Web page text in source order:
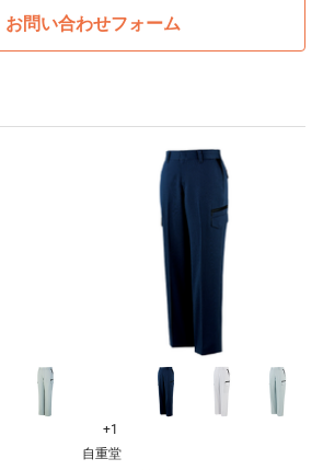
お問い合わせフォーム
+1
自重堂